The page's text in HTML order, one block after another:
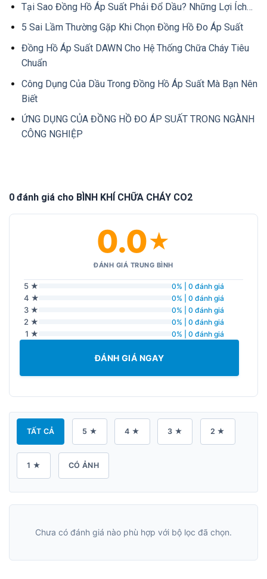
Tại Sao Đồng Hồ Áp Suất Phải Đổ Dầu? Những Lợi Ích…
5 Sai Lầm Thường Gặp Khi Chọn Đồng Hồ Đo Áp Suất
Đồng Hồ Áp Suất DAWN Cho Hệ Thống Chữa Cháy Tiêu
Chuẩn
Công Dụng Của Dầu Trong Đồng Hồ Áp Suất Mà Bạn Nên
Biết
ỨNG DỤNG CỦA ĐỒNG HỒ ĐO ÁP SUẤT TRONG NGÀNH
CÔNG NGHIỆP
0 đánh giá cho BÌNH KHÍ CHỮA CHÁY CO2
0.0★
ĐÁNH GIÁ TRUNG BÌNH
5 ★ 0% | 0 đánh giá
4 ★ 0% | 0 đánh giá
3 ★ 0% | 0 đánh giá
2 ★ 0% | 0 đánh giá
1 ★ 0% | 0 đánh giá
ĐÁNH GIÁ NGAY
TẤT CẢ 5 ★ 4 ★ 3 ★ 2 ★
1 ★ CÓ ẢNH
Chưa có đánh giá nào phù hợp với bộ lọc đã chọn.